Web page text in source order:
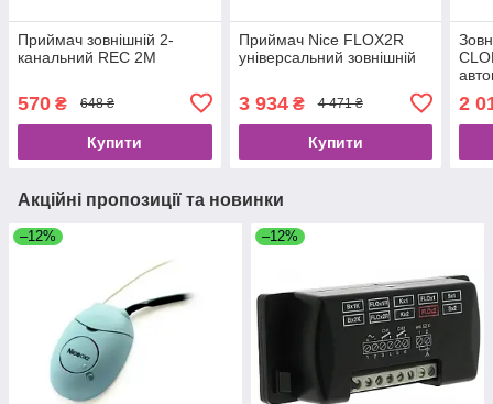
Приймач зовнішній 2-
канальний REC 2M
570 ₴ 648 ₴
Купити
Приймач Nice FLOX2R
універсальний зовнішній
3 934₴ 4 471 ₴
Купити
2
Акційні пропозиції та новинки
–12% –12%